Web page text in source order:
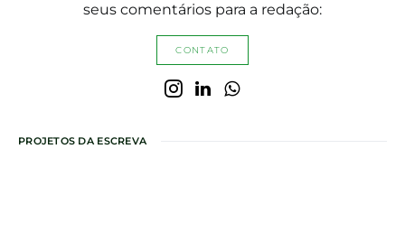
seus comentários para a redação:
CONTATO
PROJETOS DA ESCREVA